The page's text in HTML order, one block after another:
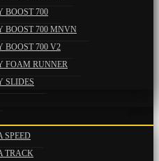
BOOST 700
BOOST 700 MNVN
BOOST 700 V2
FOAM RUNNER
SLIDES
SPEED
TRACK